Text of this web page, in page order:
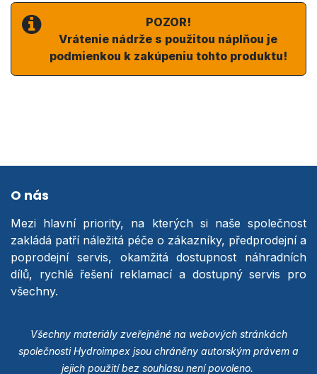
POZOR!
Vrátenie nádrže s použitou náplňou je
podmienkou k zakúpeniu tohto produktu!
O nás
Mezi hlavní priority, na kterých si naše společnost
zakládá patří náležitá péče o zákazníky, předprodejní a
poprodejní servis, okamžitá dostupnost náhradních
dílů, rychlé řešení reklamací a dostupný servis pro
všechny.
Všechny materiály zveřejněné na webových stránkách
společnosti Hydroimpex jsou chráněny autorským právem a
jejich použití bez souhlasu není povoleno.